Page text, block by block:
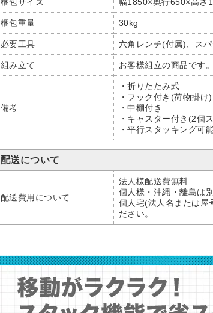
梱包重量 30kg
必要工具 六角レンチ(付属)、ス
組み立て お客様組立の商品です。
備考
・折りたたみ式
・フック付き(荷物掛け)
・中棚付き
・キャスター付き(2個
・平行スタッキング可
配送について
配送費用について
法人様配送費無料
個人様・沖縄・離島は
個人宅(法人名または屋
ださい。